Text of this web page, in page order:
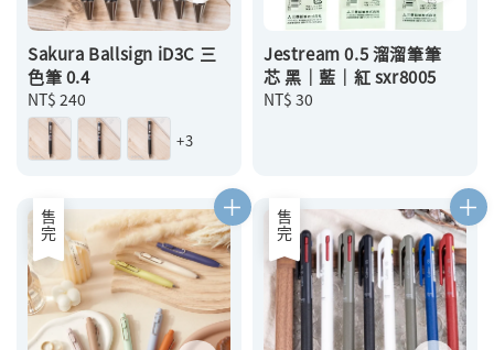
Sakura Ballsign iD3C 三
色筆 0.4
Regular
price
NT$ 240
+3
Jestream 0.5 溜溜筆筆
芯 黑｜藍｜紅 sxr8005
Regular
NT$ 30
售完 售完